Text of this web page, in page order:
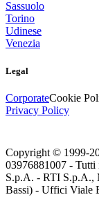
Sassuolo
Torino
Udinese
Venezia
Legal
CorporateCookie
Privacy Policy
Copyright © 1999-
03976881007 -
S.p.A. - RTI S.p.A.,
Bassi) - Uffici Viale